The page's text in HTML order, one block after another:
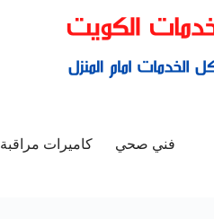
فني صحي كاميرات مراقبة